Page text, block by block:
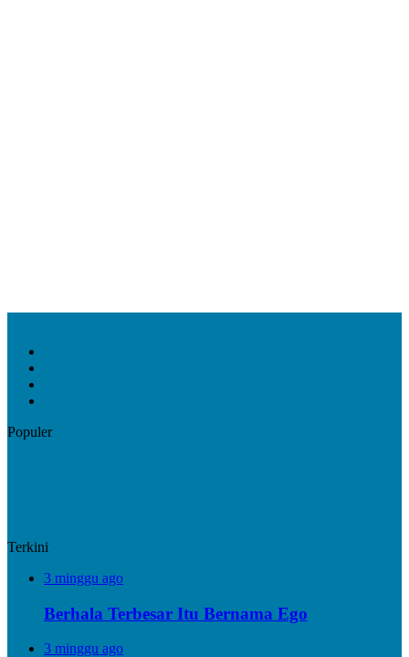
Populer
Terkini
3 minggu ago
Berhala Terbesar Itu Bernama Ego
3 minggu ago